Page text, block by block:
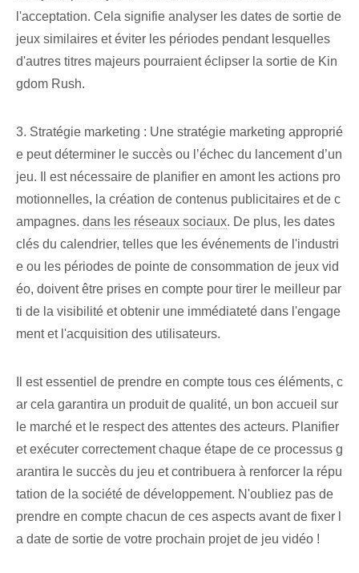
l'acceptation. Cela signifie analyser les dates de sortie de
jeux similaires et éviter les périodes pendant lesquelles
d'autres titres majeurs pourraient éclipser la sortie de Kin
gdom Rush.
3. Stratégie marketing : Une stratégie marketing approprié
e peut déterminer le succès ou l’échec du lancement d’un
jeu. Il est nécessaire de planifier en amont les actions pro
motionnelles, la création de contenus publicitaires et de c
ampagnes. dans les réseaux sociaux. De plus, les dates
clés du calendrier, telles que les événements de l'industri
e ou les périodes de pointe de consommation de jeux vid
éo, doivent être prises en compte pour tirer le meilleur par
ti de la visibilité et obtenir une immédiateté dans l'engage
ment et l'acquisition des utilisateurs.
Il est essentiel de prendre en compte tous ces éléments, c
ar cela garantira un produit de qualité, un bon accueil sur
le marché et le respect des attentes des acteurs. Planifier
et exécuter correctement chaque étape de ce processus g
arantira le succès du jeu et contribuera à renforcer la répu
tation de la société de développement. N'oubliez pas de
prendre en compte chacun de ces aspects avant de fixer l
a date de sortie de votre prochain projet de jeu vidéo !